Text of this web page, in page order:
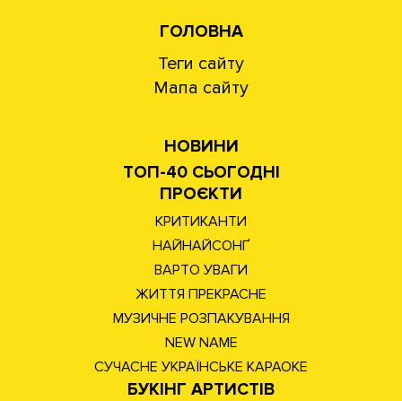
ГОЛОВНА
Теги сайту
Мапа сайту
НОВИНИ
ТОП-40 СЬОГОДНІ
ПРОЄКТИ
КРИТИКАНТИ
НАЙНАЙСОНҐ
ВАРТО УВАГИ
ЖИТТЯ ПРЕКРАСНЕ
МУЗИЧНЕ РОЗПАКУВАННЯ
NEW NAME
СУЧАСНЕ УКРАЇНСЬКЕ КАРАОКЕ
БУКІНГ АРТИСТІВ